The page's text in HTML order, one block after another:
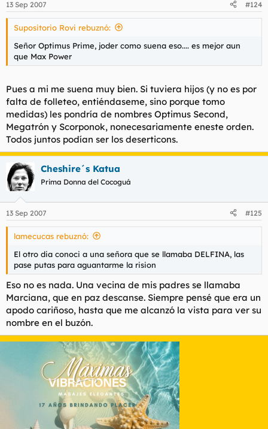
13 Sep 2007 #124
Supositorio Rovi rebuznó:
Señor Optimus Prime, joder como suena eso.... es mejor aun
que Max Power
Pues a mi me suena muy bien. Si tuviera hijos (y no es por
falta de folleteo, entiéndaseme, sino porque tomo
medidas) les pondría de nombres Optimus Second,
Megatrón y Scorponok, nonecesariamente eneste orden.
Todos juntos podían ser los deserticons.
Cheshire´s Katua
Prima Donna del Cocoguá
13 Sep 2007 #125
lamecucas rebuznó:
El otro dia conoci a una señora que se llamaba DELFINA, las
pase putas para aguantarme la rision
Eso no es nada. Una vecina de mis padres se llamaba
Marciana, que en paz descanse. Siempre pensé que era un
apodo cariñoso, hasta que me alcanzó la vista para ver su
nombre en el buzón.